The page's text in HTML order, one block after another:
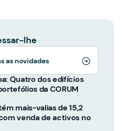
lhe
as novidades
Quatro dos edifícios
da CORUM
mais-valias de 15,2
venda de activos no